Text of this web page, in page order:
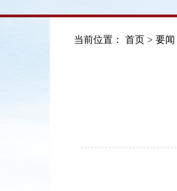
当前位置： 首页 > 要闻